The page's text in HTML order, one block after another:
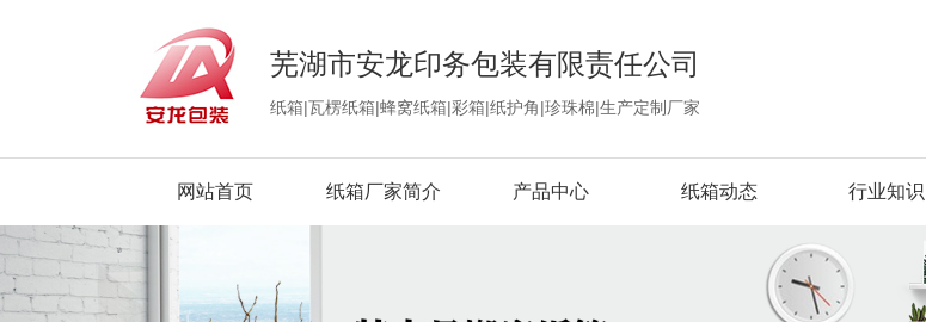
芜湖市安龙印务包装有限责任公司
纸箱|瓦楞纸箱|蜂窝纸箱|彩箱|纸护角|珍珠棉|生产定制厂家
网站首页 纸箱厂家简介 产品中心 纸箱动态 行业知识